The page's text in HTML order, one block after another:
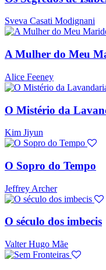
Sveva Casati Modignani
A Mulher do Meu
Alice Feeney
O Mistério da
Kim Jiyun
O Sopro do Tempo
Jeffrey Archer
O século dos imbecis
Valter Hugo Mãe